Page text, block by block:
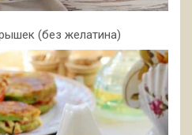
(без желатина)